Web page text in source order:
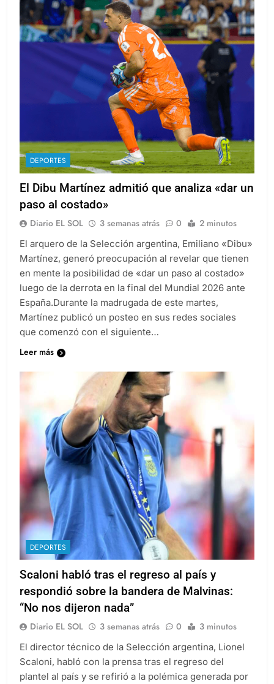
DEPORTES
El Dibu Martínez admitió que analiza «dar un
paso al costado»
Diario EL SOL 3 semanas atrás 0 2 minutos
El arquero de la Selección argentina, Emiliano «Dibu»
Martínez, generó preocupación al revelar que tienen
en mente la posibilidad de «dar un paso al costado»
luego de la derrota en la final del Mundial 2026 ante
España.Durante la madrugada de este martes,
Martínez publicó un posteo en sus redes sociales
que comenzó con el siguiente…
Leer más
DEPORTES
Scaloni habló tras el regreso al país y
respondió sobre la bandera de Malvinas:
“No nos dijeron nada”
Diario EL SOL 3 semanas atrás 0 3 minutos
El director técnico de la Selección argentina, Lionel
Scaloni, habló con la prensa tras el regreso del
plantel al país y se refirió a la polémica generada por